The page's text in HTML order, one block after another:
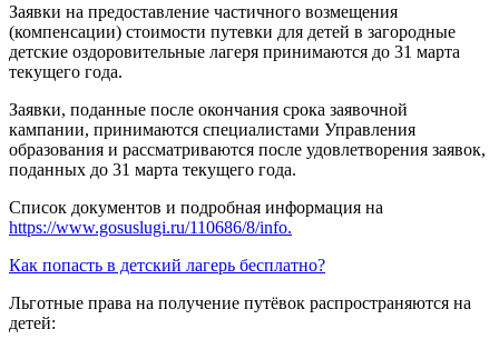
Заявки на предоставление частичного возмещения
(компенсации) стоимости путевки для детей в загородные
детские оздоровительные лагеря принимаются до 31 марта
текущего года.
Заявки, поданные после окончания срока заявочной
кампании, принимаются специалистами Управления
образования и рассматриваются после удовлетворения заявок,
поданных до 31 марта текущего года.
Список документов и подробная информация на
https://www.gosuslugi.ru/110686/8/info.
Как попасть в детский лагерь бесплатно?
Льготные права на получение путёвок распространяются на
детей: